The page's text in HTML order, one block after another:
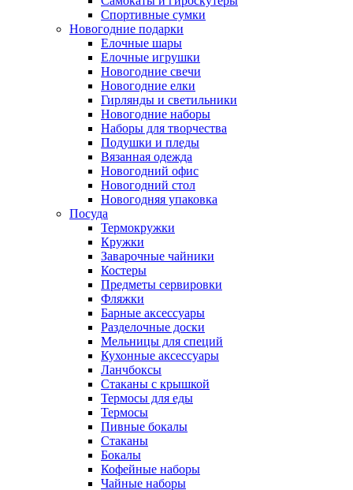
Спортивные сумки
Новогодние подарки
Елочные шары
Елочные игрушки
Новогодние свечи
Новогодние елки
Гирлянды и светильники
Новогодние наборы
Наборы для творчества
Подушки и пледы
Вязанная одежда
Новогодний офис
Новогодний стол
Новогодняя упаковка
Посуда
Термокружки
Кружки
Заварочные чайники
Костеры
Предметы сервировки
Фляжки
Барные аксессуары
Разделочные доски
Мельницы для специй
Кухонные аксессуары
Ланчбоксы
Стаканы с крышкой
Термосы для еды
Термосы
Пивные бокалы
Стаканы
Бокалы
Кофейные наборы
Чайные наборы